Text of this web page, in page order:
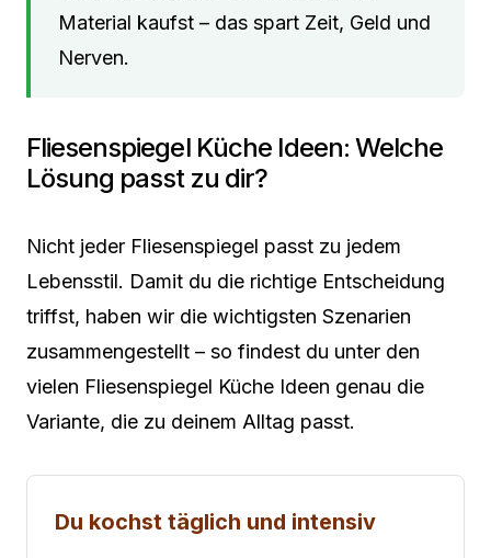
Material kaufst – das spart Zeit, Geld und
Nerven.
Fliesenspiegel Küche Ideen: Welche
Lösung passt zu dir?
Nicht jeder Fliesenspiegel passt zu jedem
Lebensstil. Damit du die richtige Entscheidung
triffst, haben wir die wichtigsten Szenarien
zusammengestellt – so findest du unter den
vielen Fliesenspiegel Küche Ideen genau die
Variante, die zu deinem Alltag passt.
Du kochst täglich und intensiv